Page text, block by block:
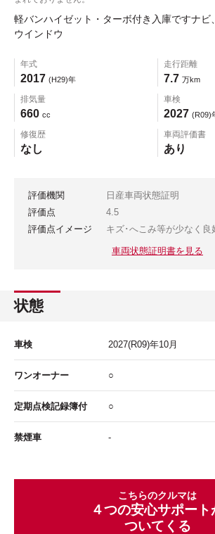
軽バンハイゼット・ターボ付き入庫ですナビ
ウインドウ
年式
2017 (H29)年
走行距離
7.7 万km
排気量
660 cc
車検
2027 (R09)
修復歴
なし
車両評価書
あり
評価機関
日産車両状態証明
評価点
4.5
評価点イメージ
キズ･へこみ等が少なく良
車両状態証明書を見る
状態
車検 2027(R09)年10 月
ワンオーナー ○
定期点検記録簿付 ○
禁煙車 -
こちらのクルマは
４つの安心サポート
ついてくる